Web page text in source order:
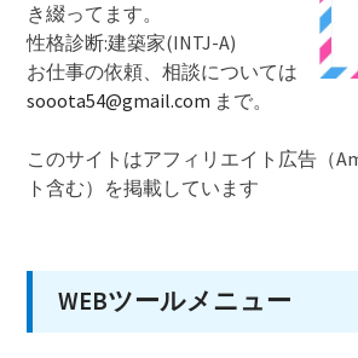
き綴ってます。
性格診断:建築家(INTJ-A)
お仕事の依頼、相談については
sooota54@gmail.com まで。
このサイトはアフィリエイト広告（
ト含む）を掲載しています
WEBツールメニュー